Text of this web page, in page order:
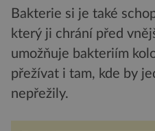
Bakterie si je také
který ji chrání před
umožňuje bakteriím
přežívat i tam, kde by
nepřežily.